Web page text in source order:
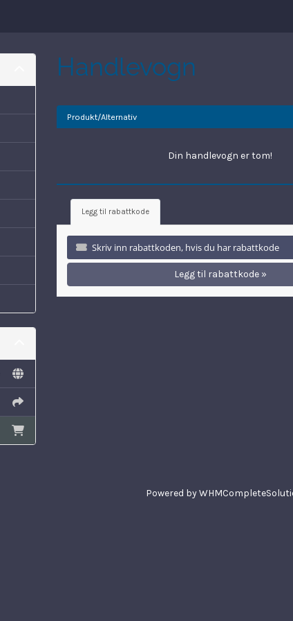
Handlevogn
Produkt/Alternativ
Din handlevogn er tom!
Legg til rabattkode
Legg til rabattkode »
Powered by